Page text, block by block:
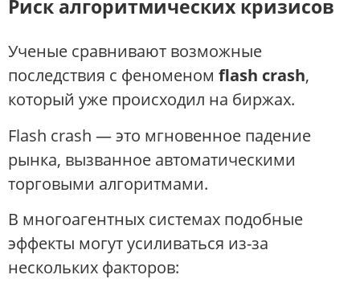
Риск алгоритмических кризисов
Ученые сравнивают возможные
последствия с феноменом flash crash,
который уже происходил на биржах.
Flash crash — это мгновенное падение
рынка, вызванное автоматическими
торговыми алгоритмами.
В многоагентных системах подобные
эффекты могут усиливаться из-за
нескольких факторов: